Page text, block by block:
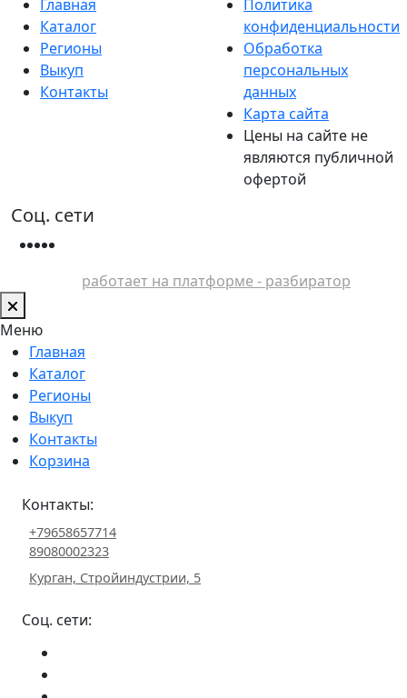
Главная
Каталог
Регионы
Выкуп
Контакты
Политика
конфиденциальности
Обработка
персональных
данных
Карта сайта
Цены на сайте не
являются публичной
офертой
Соц. сети
работает на платформе - разбиратор
Меню
Главная
Каталог
Регионы
Выкуп
Контакты
Корзина
Контакты:
+79658657714
89080002323
Курган, Стройиндустрии, 5
Соц. сети: